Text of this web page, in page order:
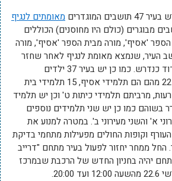
המוגדרים
מאומתים לנגיף
מבוגרים (כולם היו מחוסנים) הכוללים
הספר 'אסיף', מורה מבית הספר 'אסיף', מורה
העיר, שנמצא מאומת לנגיף לאחר שחזר
מחו"ל ובזמן ששהה בבידוד כנדרש. כמו כן יש בעיר 37 ילדים
המאומתים לנגיף כאשר 22 מהם הם תלמידי אסיף, 15 תלמידי בית
מרביתם תלמידי כיתות ט' וכן יש תלמיד
בשוהם כמו כן יש שני תלמידים נוספים
א' והשני מעירוני ב'. במטרה למנוע את
וקופות החולים מפעילות מתחמי בדיקת
החל ממחר יחזור לפעול בעיר מתחם "דרייב
יהיה בחניון החדש של הרכבת שבמרכז